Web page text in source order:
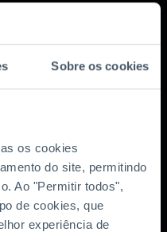
Sobre os cookies
os cookies
do site, permitindo
Ao "Permitir todos",
de cookies, que
experiência de
05/07/2017
9 MIN